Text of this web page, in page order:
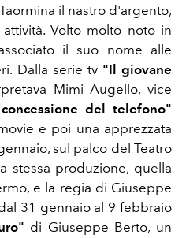
il nastro d'argento,
Volto molto noto in
il suo nome alle
Dalla serie tv "Il giovane
Mimi Augello, vice
del telefono"
e poi una apprezzata
sul palco del Teatro
stessa produzione, quella
e la regia di Giuseppe
31 gennaio al 9 febbraio
di Giuseppe Berto, un